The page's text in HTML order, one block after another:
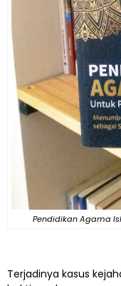
Pendidikan Agama
Terjadinya kasus